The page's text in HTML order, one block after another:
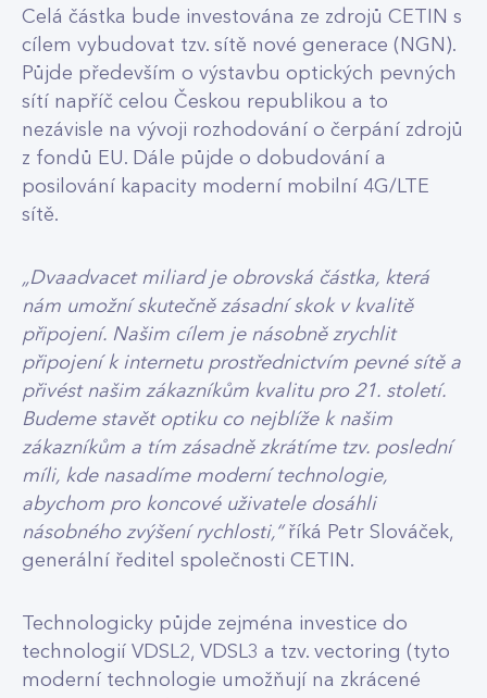
Celá částka bude investována ze zdrojů CETIN s
cílem vybudovat tzv. sítě nové generace (NGN).
Půjde především o výstavbu optických pevných
sítí napříč celou Českou republikou a to
nezávisle na vývoji rozhodování o čerpání zdrojů
z fondů EU. Dále půjde o dobudování a
posilování kapacity moderní mobilní 4G/LTE
sítě.
„Dvaadvacet miliard je obrovská částka, která
nám umožní skutečně zásadní skok v kvalitě
připojení. Našim cílem je násobně zrychlit
připojení k internetu prostřednictvím pevné sítě a
přivést našim zákazníkům kvalitu pro 21. století.
Budeme stavět optiku co nejblíže k našim
zákazníkům a tím zásadně zkrátíme tzv. poslední
míli, kde nasadíme moderní technologie,
abychom pro koncové uživatele dosáhli
násobného zvýšení rychlosti,“říká Petr Slováček,
generální ředitel společnosti CETIN.
Technologicky půjde zejména investice do
technologií VDSL2, VDSL3 a tzv. vectoring (tyto
moderní technologie umožňují na zkrácené